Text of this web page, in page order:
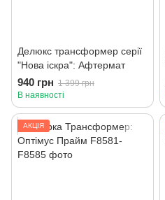
Делюкс трансформер серії
"Нова іскра": Афтермат
940 грн 1 399 грн
В наявності
АКЦІЯ